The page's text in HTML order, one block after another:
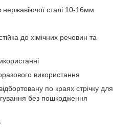
сталі 10-16мм
до хімічних речовин та
використання
по краях стрічку для
без пошкодження